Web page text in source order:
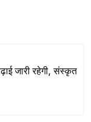
जारी रहेगी, संस्कृत